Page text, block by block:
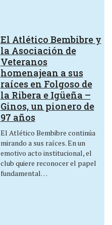
El Atlético Bembibre y
la Asociación de
Veteranos
homenajean a sus
raíces en Folgoso de
la Ribera e Igüeña –
Ginos, un pionero de
97 años
El Atlético Bembibre continúa
mirando a sus raíces. En un
emotivo acto institucional, el
club quiere reconocer el papel
fundamental…